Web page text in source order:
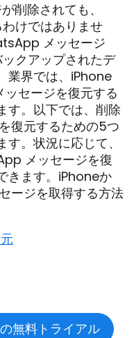
削除されても、
けではありませ
メッセージ
クアップされたデ
業界では、iPhone
セージを復元する
す。以下では、削除
復元するための5つ
。状況に応じて、
メッセージを復
きます。iPhoneか
ージを取得する方法
無料トライアル